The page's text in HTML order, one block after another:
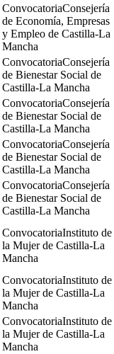
Consejería
de Economía, Empresas
y Empleo de Castilla-La
Mancha
Consejería
de Bienestar Social de
Castilla-La Mancha
Consejería
de Bienestar Social de
Castilla-La Mancha
Consejería
de Bienestar Social de
Castilla-La Mancha
Consejería
de Bienestar Social de
Castilla-La Mancha
Instituto de
la Mujer de Castilla-La
Mancha
Instituto de
la Mujer de Castilla-La
Mancha
Instituto de
la Mujer de Castilla-La
Mancha